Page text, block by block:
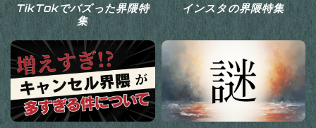
TikTokでバズった界隈特
集
インスタの界隈特集